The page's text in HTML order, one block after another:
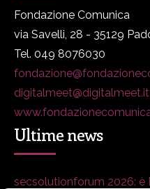
Fondazione Comunica
via Savelli, 28 - 35129
Tel. 049 8076030
digitalmeet@digitalmeet.it
Ultime news
secsolutionforum 2026: